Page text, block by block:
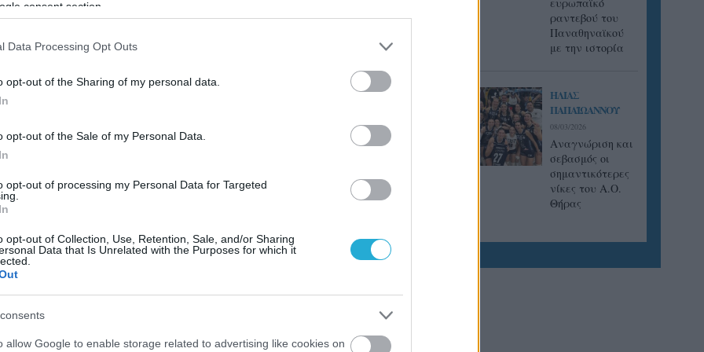
consent section.
Data Processing Opt Outs
opt-out of the Sharing of my personal data.
opt-out of the Sale of my Personal Data.
opt-out of processing my Personal Data for Targeted
opt-out of Collection, Use, Retention, Sale, and/or Sharing
Data that Is Unrelated with the Purposes for which it
allow Google to enable storage related to advertising like cookies on
σκέφτομαι τις άλλες ομάδες. ΑΕΚ και ΠΑΟΚ έχουν ποιότητα
ραντεβού του
Παναθηναϊκού
με την ιστορία
ΗΛΙΑΣ
ΠΑΠΑΪΩΑΝΝΟΥ
08/03/2026
Αναγνώριση και
σεβασμός οι
σημαντικότερες
νίκες του Α.Ο.
Θήρας